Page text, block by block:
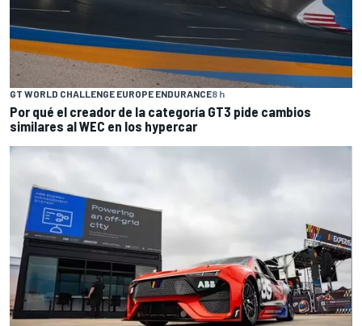
GT WORLD CHALLENGE EUROPE ENDURANCE8 h
Por qué el creador de la categoría GT3 pide cambios
similares al WEC en los hypercar